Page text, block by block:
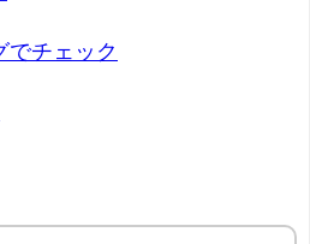
チェック